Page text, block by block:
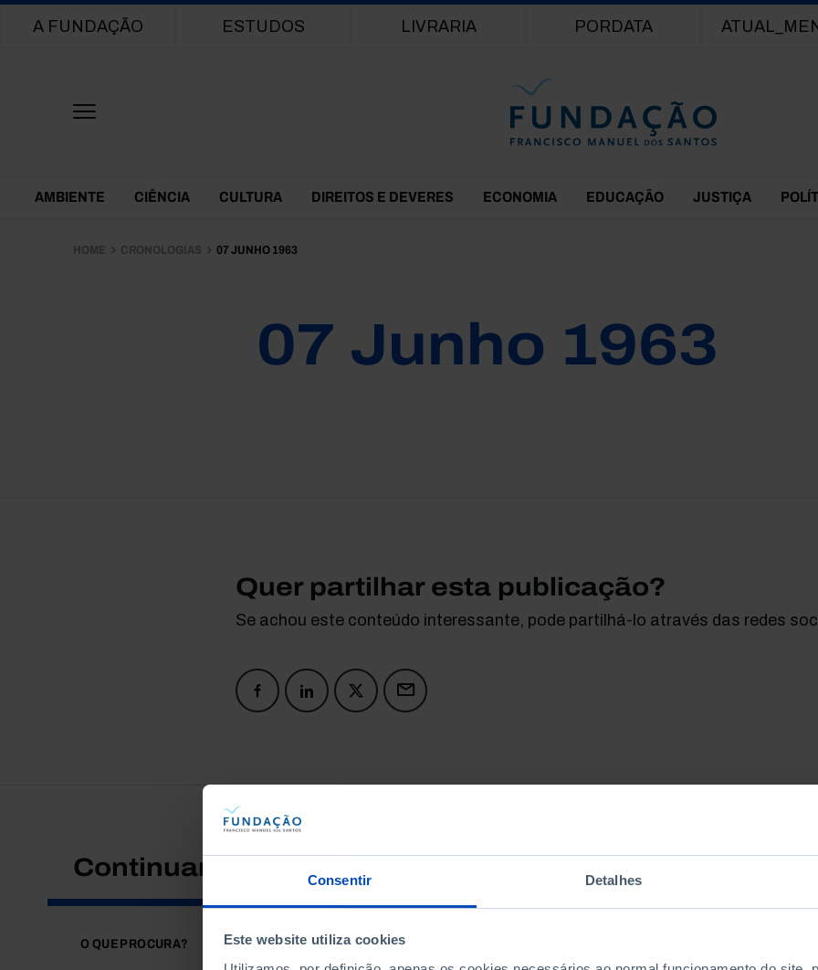
Consentir Detalhes
Este website utiliza cookies
Main navigation
A FUNDAÇÃO ESTUDOS LIVRARIA PORDATA
Themes Menu
AMBIENTE CIÊNCIA CULTURA DIREITOS E DEVERES ECONOMIA EDUCAÇÃO JUSTIÇA
HOME CRONOLOGIAS 07 JUNHO 1963
07 Junho 1963
Quer partilhar esta publicação?
Se achou este conteúdo interessante, pode partilhá-lo através das redes
Continuar a pesquisar
O QUE PROCURA?